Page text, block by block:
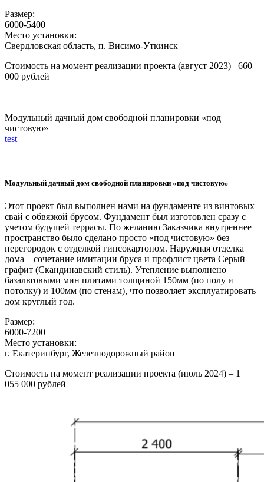
Размер:
6000-5400
Место установки:
Свердловская область, п. Висимо-Уткинск
Стоимость на момент реализации проекта (август 2023) –660
000 рублей
Модульный дачный дом свободной планировки «под
чистовую»
test
Модульный дачный дом свободной планировки «под чистовую»
Этот проект был выполнен нами на фундаменте из винтовых
свай с обвязкой брусом. Фундамент был изготовлен сразу с
учетом будущей террасы. По желанию Заказчика внутреннее
пространство было сделано просто «под чистовую» без
перегородок с отделкой гипсокартоном. Наружная отделка
дома – сочетание имитации бруса и профлист цвета Серый
графит (Скандинавский стиль). Утепление выполнено
базальтовыми мин плитами толщиной 150мм (по полу и
потолку) и 100мм (по стенам), что позволяет эксплуатировать
дом круглый год.
Размер:
6000-7200
Место установки:
г. Екатеринбург, Железнодорожный район
Стоимость на момент реализации проекта (июль 2024) – 1
055 000 рублей